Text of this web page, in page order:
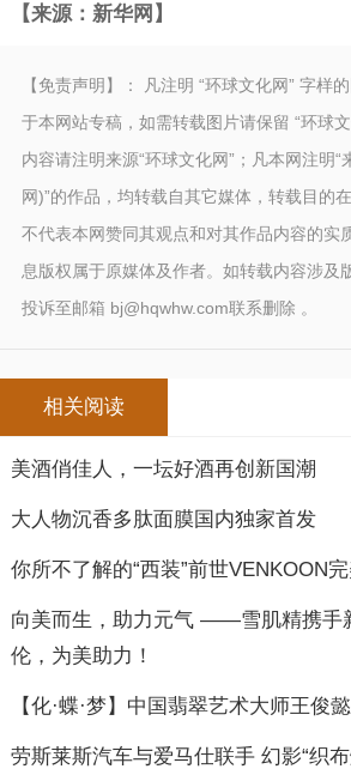
【来源：新华网】
【免责声明】： 凡注明 “环球文化网” 字样
于本网站专稿，如需转载图片请保留 “环球
内容请注明来源“环球文化网”；凡本网注明
网)”的作品，均转载自其它媒体，转载目的
不代表本网赞同其观点和对其作品内容的实
息版权属于原媒体及作者。如转载内容涉及
投诉至邮箱 bj@hqwhw.com联系删除 。
相关阅读
美酒俏佳人，一坛好酒再创新国潮
大人物沉香多肽面膜国内独家首发
你所不了解的“西装”前世VENKOON
向美而生，助力元气 ——雪肌精携手
伦，为美助力！
【化·蝶·梦】中国翡翠艺术大师王俊
劳斯莱斯汽车与爱马仕联手 幻影“织